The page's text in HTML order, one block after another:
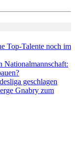
Top-Talente noch im
Nationalmannschaft:
geschlagen
Gnabry zum